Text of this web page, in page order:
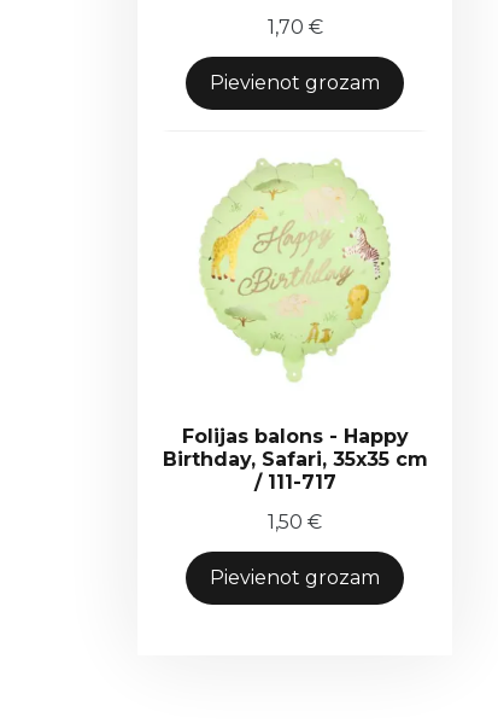
1,70 €
Pievienot grozam
Folijas balons - Happy
Birthday, Safari, 35x35 cm
/ 111-717
1,50 €
Pievienot grozam